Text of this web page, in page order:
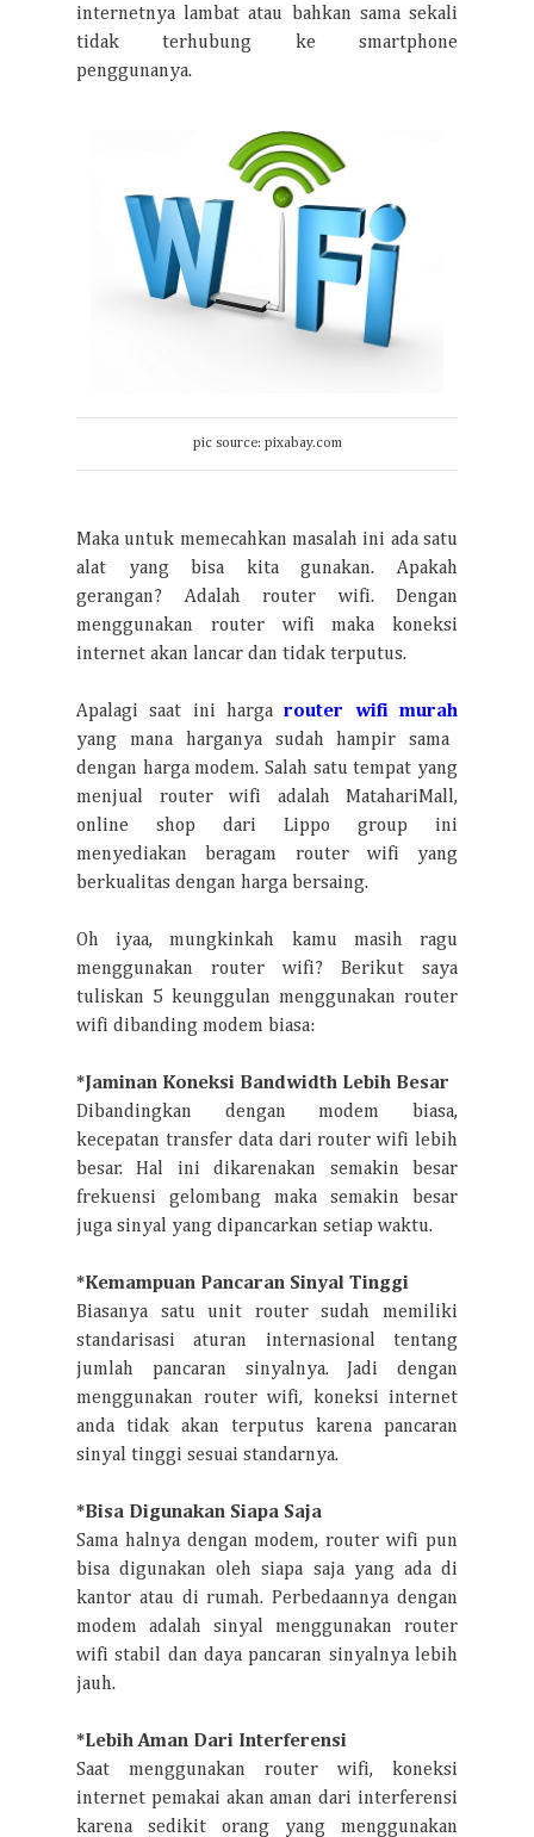
internetnya lambat atau bahkan sama sekali
tidak terhubung ke smartphone
penggunanya.
pic source: pixabay.com
Maka untuk memecahkan masalah ini ada satu
alat yang bisa kita gunakan. Apakah
gerangan? Adalah router wifi. Dengan
menggunakan router wifi maka koneksi
internet akan lancar dan tidak terputus.
Apalagi saat ini hargarouter wifi murah
yang mana harganya sudah hampir sama
dengan harga modem. Salah satu tempat yang
menjual router wifi adalah MatahariMall,
online shop dari Lippo group ini
menyediakan beragam router wifi yang
berkualitas dengan harga bersaing.
Oh iyaa, mungkinkah kamu masih ragu
menggunakan router wifi? Berikut saya
tuliskan 5 keunggulan menggunakan router
wifi dibanding modem biasa:
*Jaminan Koneksi Bandwidth Lebih Besar
Dibandingkan dengan modem biasa,
kecepatan transfer data dari router wifi lebih
besar. Hal ini dikarenakan semakin besar
frekuensi gelombang maka semakin besar
juga sinyal yang dipancarkan setiap waktu.
*Kemampuan Pancaran Sinyal Tinggi
Biasanya satu unit router sudah memiliki
standarisasi aturan internasional tentang
jumlah pancaran sinyalnya. Jadi dengan
menggunakan router wifi, koneksi internet
anda tidak akan terputus karena pancaran
sinyal tinggi sesuai standarnya.
*Bisa Digunakan Siapa Saja
Sama halnya dengan modem, router wifi pun
bisa digunakan oleh siapa saja yang ada di
kantor atau di rumah. Perbedaannya dengan
modem adalah sinyal menggunakan router
wifi stabil dan daya pancaran sinyalnya lebih
jauh.
*Lebih Aman Dari Interferensi
Saat menggunakan router wifi, koneksi
internet pemakai akan aman dari interferensi
karena sedikit orang yang menggunakan